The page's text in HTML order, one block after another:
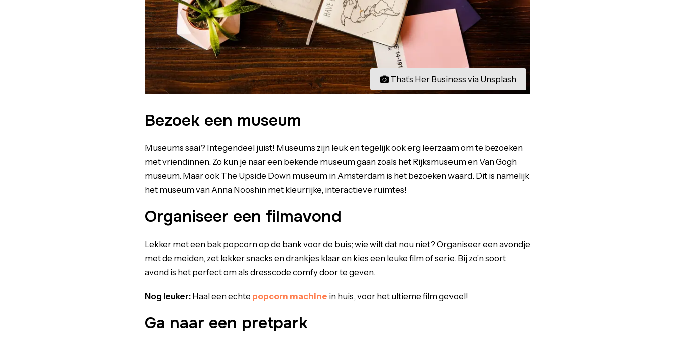
That's Her Business via Unsplash
Bezoek een museum
Museums saai? Integendeel juist! Museums zijn leuk en tegelijk ook erg leerzaam om te bezoeken
met vriendinnen. Zo kun je naar een bekende museum gaan zoals het Rijksmuseum en Van Gogh
museum. Maar ook The Upside Down museum in Amsterdam is het bezoeken waard. Dit is namelijk
het museum van Anna Nooshin met kleurrijke, interactieve ruimtes!
Organiseer een filmavond
Lekker met een bak popcorn op de bank voor de buis; wie wilt dat nou niet? Organiseer een avondje
met de meiden, zet lekker snacks en drankjes klaar en kies een leuke film of serie. Bij zo’n soort
avond is het perfect om als dresscode comfy door te geven.
Nog leuker: Haal een echte popcorn machine in huis, voor het ultieme film gevoel!
Ga naar een pretpark